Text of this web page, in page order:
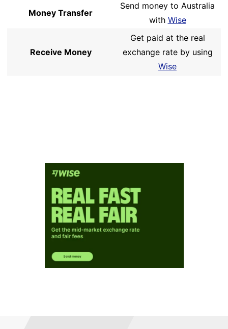
Money Transfer
Send money to Australia
with Wise
Receive Money
Get paid at the real
exchange rate by using
Wise